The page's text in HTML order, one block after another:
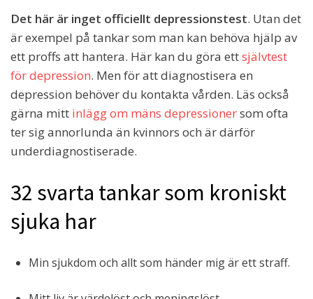
Det här är inget officiellt depressionstest. Utan det
är exempel på tankar som man kan behöva hjälp av
ett proffs att hantera. Här kan du göra ettsjälvtest
för depression. Men för att diagnostisera en
depression behöver du kontakta vården. Läs också
gärna mitt inlägg om mäns depressionersom ofta
ter sig annorlunda än kvinnors och är därför
underdiagnostiserade.
32 svarta tankar som kroniskt
sjuka har
Min sjukdom och allt som händer mig är ett straff.